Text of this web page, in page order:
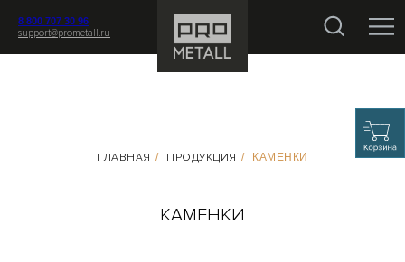
8 800 707 30 96
support@prometall.ru
ГЛАВНАЯ / ПРОДУКЦИЯ / КАМЕНКИ
КАМЕНКИ